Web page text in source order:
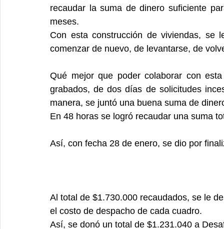
recaudar la suma de dinero suficiente
meses.
Con esta construcción de viviendas, se
comenzar de nuevo, de levantarse, de
Qué mejor que poder colaborar con
grabados, de dos días de solicitudes
manera, se juntó una buena suma de
En 48 horas se logró recaudar una suma
Así, con fecha 28 de enero, se dio por
Al total de $1.730.000 recaudados, se le
el costo de despacho de cada cuadro.
Así, se donó un total de $1.231.040 a